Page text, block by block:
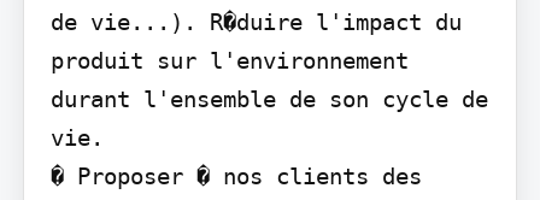
de vie...). R�duire l'impact du
produit sur l'environnement
durant l'ensemble de son cycle de
vie.
� Proposer � nos clients des